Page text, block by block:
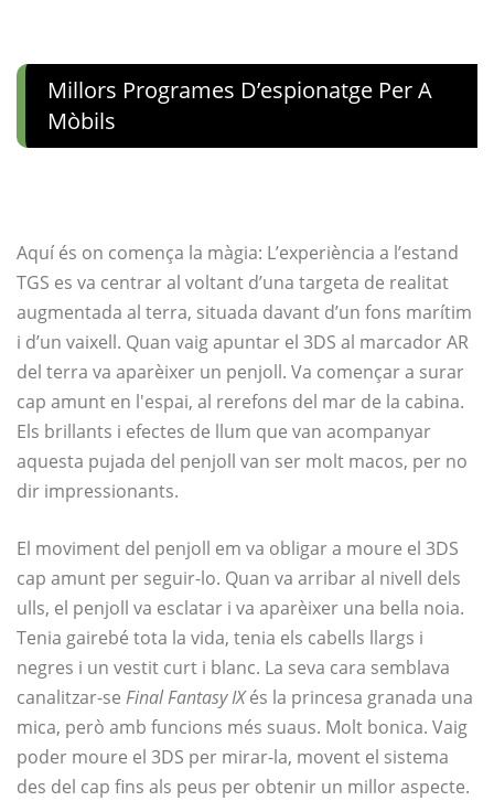
Millors Programes D’espionatge Per A
Mòbils
Aquí és on comença la màgia: L’experiència a l’estand
TGS es va centrar al voltant d’una targeta de realitat
augmentada al terra, situada davant d’un fons marítim
i d’un vaixell. Quan vaig apuntar el 3DS al marcador AR
del terra va aparèixer un penjoll. Va començar a surar
cap amunt en l'espai, al rerefons del mar de la cabina.
Els brillants i efectes de llum que van acompanyar
aquesta pujada del penjoll van ser molt macos, per no
dir impressionants.
El moviment del penjoll em va obligar a moure el 3DS
cap amunt per seguir-lo. Quan va arribar al nivell dels
ulls, el penjoll va esclatar i va aparèixer una bella noia.
Tenia gairebé tota la vida, tenia els cabells llargs i
negres i un vestit curt i blanc. La seva cara semblava
canalitzar-se Final Fantasy IXés la princesa granada una
mica, però amb funcions més suaus. Molt bonica. Vaig
poder moure el 3DS per mirar-la, movent el sistema
des del cap fins als peus per obtenir un millor aspecte.